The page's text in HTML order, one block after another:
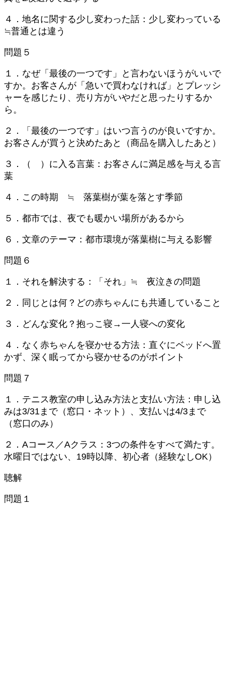
４．地名に関する少し変わった話：少し変わっている
≒普通とは違う
問題５
１．なぜ「最後の一つです」と言わないほうがいいで
すか。お客さんが「急いで買わなければ」とプレッシ
ャーを感じたり、売り方がいやだと思ったりするか
ら。
２．「最後の一つです」はいつ言うのが良いですか。
お客さんが買うと決めたあと（商品を購入したあと）
３．（ ）に入る言葉：お客さんに満足感を与える言
葉
４．この時期 ≒ 落葉樹が葉を落とす季節
５．都市では、夜でも暖かい場所があるから
６．文章のテーマ：都市環境が落葉樹に与える影響
問題６
１．それを解決する：「それ」≒ 夜泣きの問題
２．同じとは何？どの赤ちゃんにも共通していること
３．どんな変化？抱っこ寝→一人寝への変化
４．なく赤ちゃんを寝かせる方法：直ぐにベッドへ置
かず、深く眠ってから寝かせるのがポイント
問題７
１．テニス教室の申し込み方法と支払い方法：申し込
みは3/31まで（窓口・ネット）、支払いは4/3まで
（窓口のみ）
２．Aコース／Aクラス：3つの条件をすべて満たす。
水曜日ではない、19時以降、初心者（経験なしOK）
聴解
問題１